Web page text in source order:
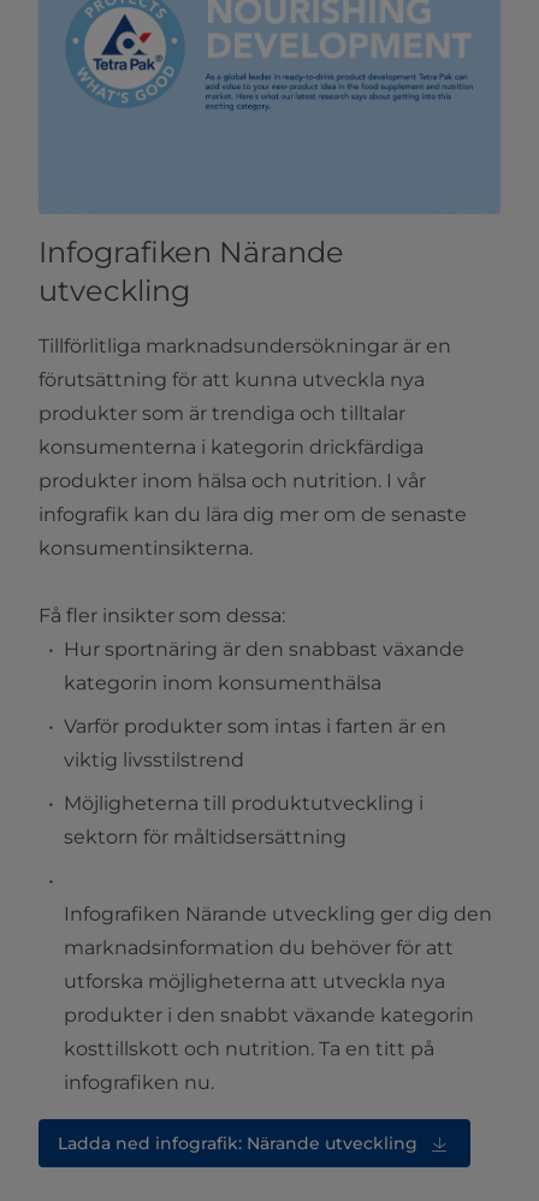
Infografiken Närande
utveckling
Tillförlitliga marknadsundersökningar är en
förutsättning för att kunna utveckla nya
produkter som är trendiga och tilltalar
konsumenterna i kategorin drickfärdiga
produkter inom hälsa och nutrition. I vår
infografik kan du lära dig mer om de senaste
konsumentinsikterna.
Få fler insikter som dessa:
Hur sportnäring är den snabbast växande
kategorin inom konsumenthälsa
Varför produkter som intas i farten är en
viktig livsstilstrend
Möjligheterna till produktutveckling i
sektorn för måltidsersättning
Infografiken Närande utveckling ger dig den
marknadsinformation du behöver för att
utforska möjligheterna att utveckla nya
produkter i den snabbt växande kategorin
kosttillskott och nutrition. Ta en titt på
infografiken nu.
Ladda ned infografik: Närande utveckling